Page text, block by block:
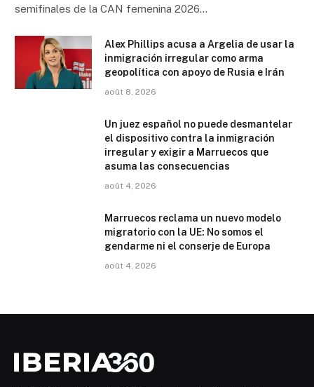
semifinales de la CAN femenina 2026…
Alex Phillips acusa a Argelia de usar la
inmigración irregular como arma
geopolítica con apoyo de Rusia e Irán
août 8, 2026
Un juez español no puede desmantelar
el dispositivo contra la inmigración
irregular y exigir a Marruecos que
asuma las consecuencias
août 4, 2026
Marruecos reclama un nuevo modelo
migratorio con la UE: No somos el
gendarme ni el conserje de Europa
août 4, 2026